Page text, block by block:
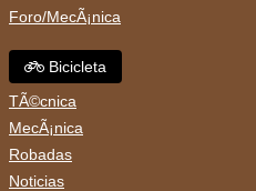
Foro/MecÃ¡nica
Bicicleta
TÃ©cnica
MecÃ¡nica
Robadas
Noticias